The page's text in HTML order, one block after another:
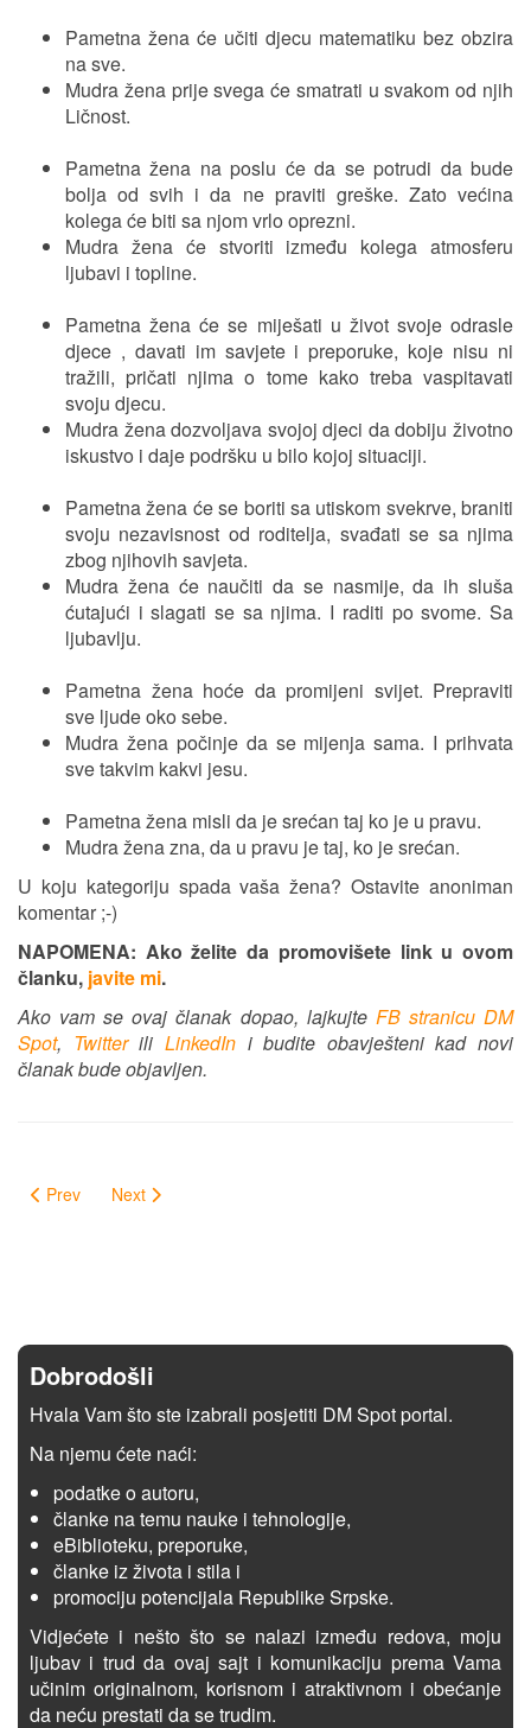
Pametna žena će učiti djecu matematiku bez obzira
na sve.
Mudra žena prije svega će smatrati u svakom od njih
Ličnost.
Pametna žena na poslu će da se potrudi da bude
bolja od svih i da ne praviti greške. Zato većina
kolega će biti sa njom vrlo oprezni.
Mudra žena će stvoriti između kolega atmosferu
ljubavi i topline.
Pametna žena će se miješati u život svoje odrasle
djece , davati im savjete i preporuke, koje nisu ni
tražili, pričati njima o tome kako treba vaspitavati
svoju djecu.
Mudra žena dozvoljava svojoj djeci da dobiju životno
iskustvo i daje podršku u bilo kojoj situaciji.
Pametna žena će se boriti sa utiskom svekrve, braniti
svoju nezavisnost od roditelja, svađati se sa njima
zbog njihovih savjeta.
Mudra žena će naučiti da se nasmije, da ih sluša
ćutajući i slagati se sa njima. I raditi po svome. Sa
ljubavlju.
Pametna žena hoće da promijeni svijet. Prepraviti
sve ljude oko sebe.
Mudra žena počinje da se mijenja sama. I prihvata
sve takvim kakvi jesu.
Pametna žena misli da je srećan taj ko je u pravu.
Mudra žena zna, da u pravu je taj, ko je srećan.
U koju kategoriju spada vaša žena? Ostavite anoniman
komentar ;-)
NAPOMENA: Ako želite da promovišete link u ovom
članku, javite mi.
Ako vam se ovaj članak dopao, lajkujte FB stranicu DM
Spot, Twitterili LinkedIni budite obavješteni kad novi
članak bude objavljen.
Prev Next
Dobrodošli
Hvala Vam što ste izabrali posjetiti DM Spot portal.
Na njemu ćete naći:
podatke o autoru,
članke na temu nauke i tehnologije,
eBiblioteku, preporuke,
članke iz života i stila i
promociju potencijala Republike Srpske.
Vidjećete i nešto što se nalazi između redova, moju
ljubav i trud da ovaj sajt i komunikaciju prema Vama
učinim originalnom, korisnom i atraktivnom i obećanje
da neću prestati da se trudim.